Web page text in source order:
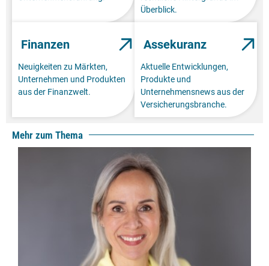
Überblick.
Finanzen
Neuigkeiten zu Märkten,
Unternehmen und Produkten
aus der Finanzwelt.
Assekuranz
Aktuelle Entwicklungen,
Produkte und
Unternehmensnews aus der
Versicherungsbranche.
Mehr zum Thema